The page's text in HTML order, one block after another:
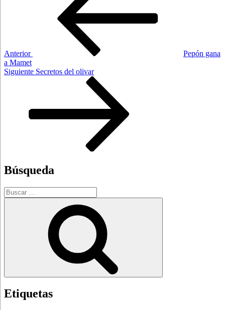
Anterior
Pepón gana
a Mamet
Siguiente
Siguiente Secretos del olivar
Búsqueda
Buscar
por:
Etiquetas